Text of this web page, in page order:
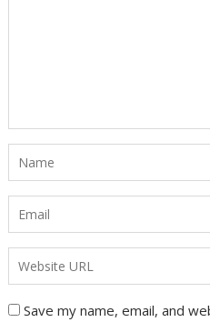
Save my name, email, and